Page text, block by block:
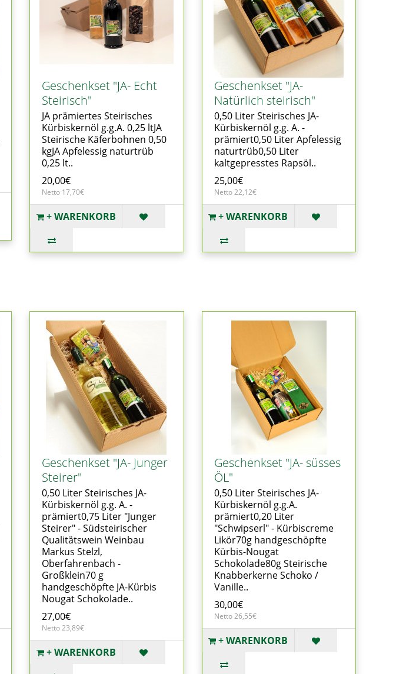
Geschenkset "JA- Echt
Steirisch"
JA prämiertes Steirisches
Kürbiskernöl g.g.A. 0,25 ltJA
Steirische Käferbohnen 0,50
kgJA Apfelessig naturtrüb
0,25 lt..
20,00€
Netto 17,70€
+ WARENKORB
Geschenkset "JA-
Natürlich steirisch"
0,50 Liter Steirisches JA-
Kürbiskernöl g.g. A. -
prämiert0,50 Liter Apfelessig
naturtrüb0,50 Liter
kaltgepresstes Rapsöl..
25,00€
Netto 22,12€
+ WARENKORB
Geschenkset "JA- Junger
Steirer"
0,50 Liter Steirisches JA-
Kürbiskernöl g.g. A. -
prämiert0,75 Liter "Junger
Steirer" - Südsteirischer
Qualitätswein Weinbau
Markus Stelzl,
Oberfahrenbach -
Großklein70 g
handgeschöpfte JA-Kürbis
Nougat Schokolade..
27,00€
Netto 23,89€
+ WARENKORB
Geschenkset "JA- süsses
ÖL"
0,50 Liter Steirisches JA-
Kürbiskernöl g.g.A.
prämiert0,20 Liter
"Schwipserl" - Kürbiscreme
Likör70g handgeschöpfte
Kürbis-Nougat
Schokolade80g Steirische
Knabberkerne Schoko /
Vanille..
30,00€
Netto 26,55€
+ WARENKORB